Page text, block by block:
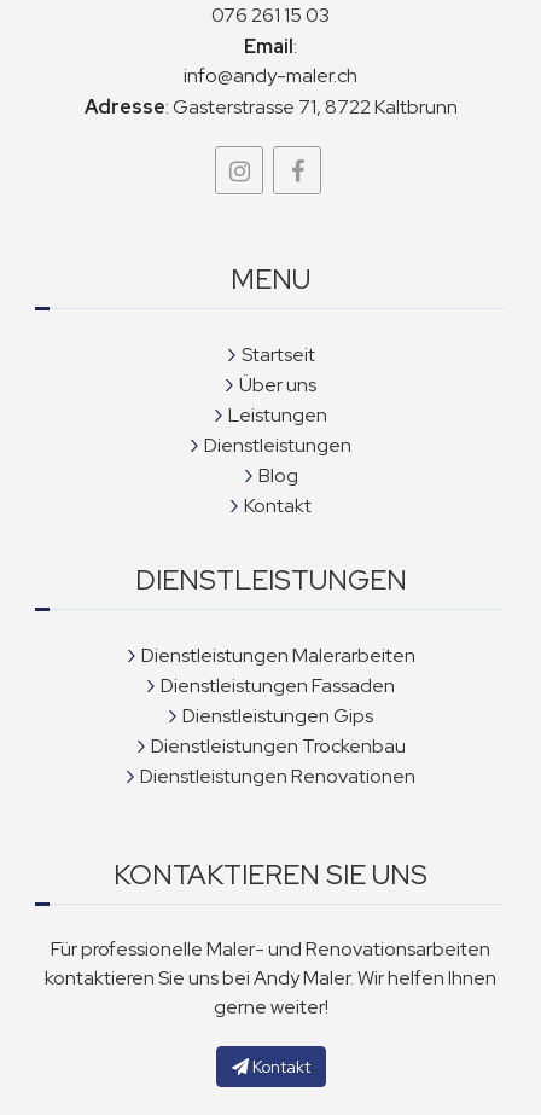
076 261 15 03
Email:
info@andy-maler.ch
Adresse:Gasterstrasse 71, 8722 Kaltbrunn
MENU
Startseit
Über uns
Leistungen
Dienstleistungen
Blog
Kontakt
DIENSTLEISTUNGEN
Dienstleistungen Malerarbeiten
Dienstleistungen Fassaden
Dienstleistungen Gips
Dienstleistungen Trockenbau
Dienstleistungen Renovationen
KONTAKTIEREN SIE UNS
Für professionelle Maler- und Renovationsarbeiten
kontaktieren Sie uns bei Andy Maler. Wir helfen Ihnen
gerne weiter!
Kontakt